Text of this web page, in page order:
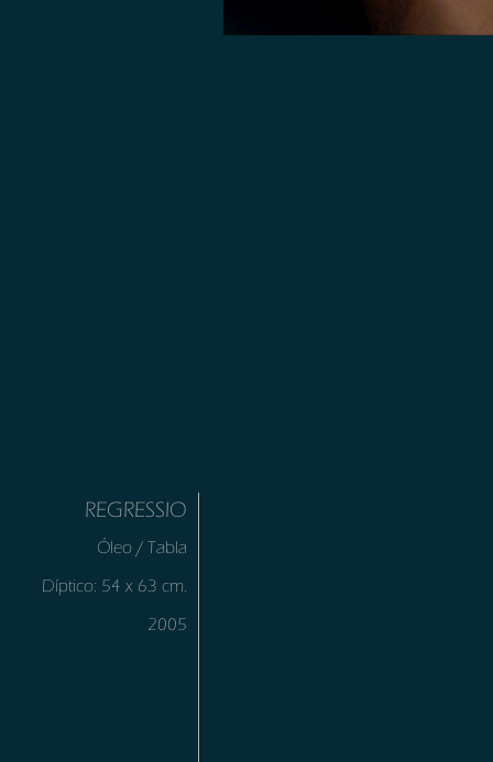
REGRESSIO
Óleo / Tabla
Díptico: 54 x 63 cm.
2005